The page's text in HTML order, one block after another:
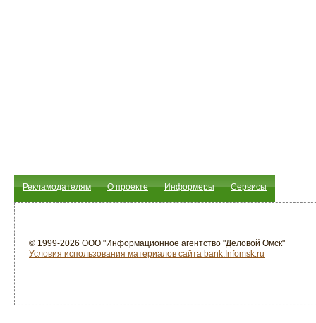
Рекламодателям О проекте Информеры Сервисы
© 1999-2026 ООО "Информационное агентство "Деловой Омск"
Условия использования материалов сайта bank.Infomsk.ru